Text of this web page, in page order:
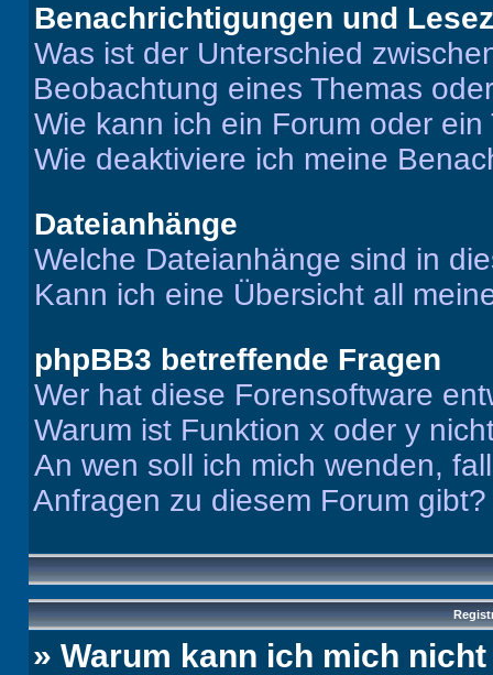
Benachrichtigungen und
Was ist der Unterschied
Beobachtung eines Themas
Wie kann ich ein Forum oder
Wie deaktiviere ich meine
Dateianhänge
Welche Dateianhänge sind in
Kann ich eine Übersicht all
phpBB3 betreffende Fragen
Wer hat diese Forensoftware
Warum ist Funktion x oder y
An wen soll ich mich wenden,
Anfragen zu diesem Forum gibt?
» Warum kann ich mich